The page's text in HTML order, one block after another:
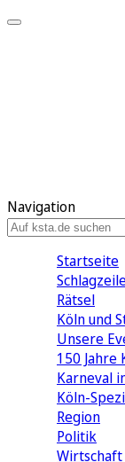
Navigation
Startseite
Rätsel
Köln und
Unsere
150 Jahre
Karneval
Köln-
Region
Politik
Wirtschaft